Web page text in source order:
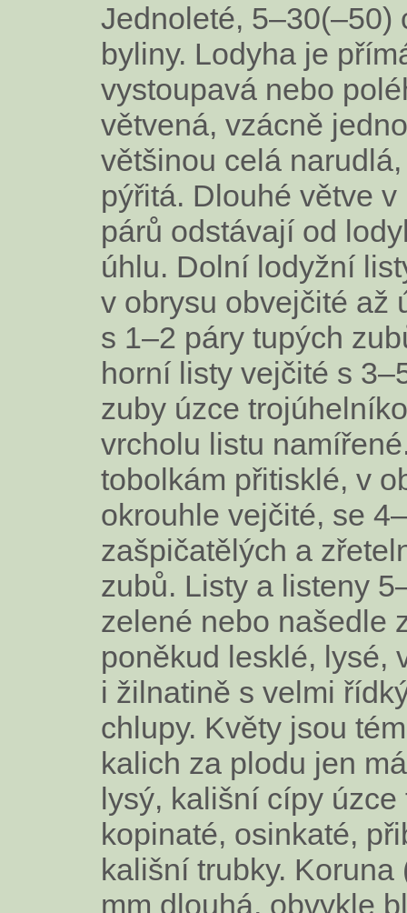
Jednoleté, 5–30(–50)
byliny. Lodyha je
vystoupavá nebo
větvená, vzácně
většinou celá
pýřitá. Dlouhé větve
párů odstávají od
úhlu. Dolní lodyžní
v obrysu obvejčité až
s 1–2 páry tupých
horní listy vejčité s
zuby úzce
vrcholu listu
tobolkám přitisklé, v
okrouhle vejčité, se
zašpičatělých a
zubů. Listy a listeny
zelené nebo našedle
poněkud lesklé, lysé,
i žilnatině s velmi
chlupy. Květy jsou
kalich za plodu jen
lysý, kališní cípy
kopinaté, osinkaté,
kališní trubky. Koruna
mm dlouhá, obvykle